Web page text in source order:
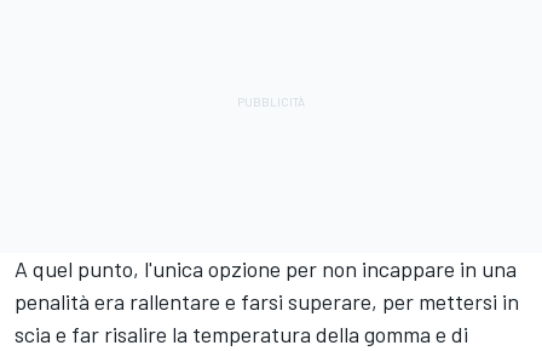
A quel punto, l'unica opzione per non incappare in una
penalità era rallentare e farsi superare, per mettersi in
scia e far risalire la temperatura della gomma e di